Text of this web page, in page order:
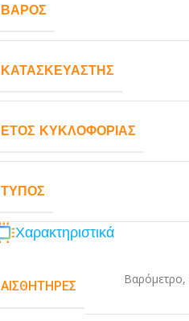
ΒΆΡΟΣ
ΚΑΤΑΣΚΕΥΑΣΤΉΣ
ΈΤΟΣ ΚΥΚΛΟΦΟΡΊΑΣ
ΤΎΠΟΣ
Χαρακτηριστικά
ΑΙΣΘΗΤΉΡΕΣ Βαρόμετρο,